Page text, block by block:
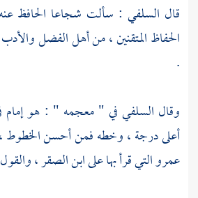
قال السلفي : سألت شجاعا الحافظ
الحفاظ المتقنين ، من أهل الفضل
.
وقال السلفيفي " معجمه " : هو إمام
أعلى درجة ، وخطه فمن أحسن الخطوط ،
عمروالتي قرأ بها علىابن الصقر،